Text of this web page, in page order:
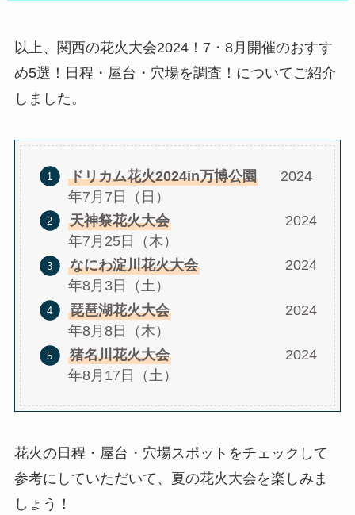
以上、関西の花火大会2024！7・8月開催のおすす
め5選！日程・屋台・穴場を調査！についてご紹介
しました。
ドリカム花火2024in万博公園
2024
年7月7日（日）
天神祭花火大会 2024
年7月25日（木）
なにわ淀川花火大会 2024
年8月3日（土）
琵琶湖花火大会 2024
年8月8日（木）
猪名川花火大会 2024
年8月17日（土）
花火の日程・屋台・穴場スポットをチェックして
参考にしていただいて、夏の花火大会を楽しみま
しょう！